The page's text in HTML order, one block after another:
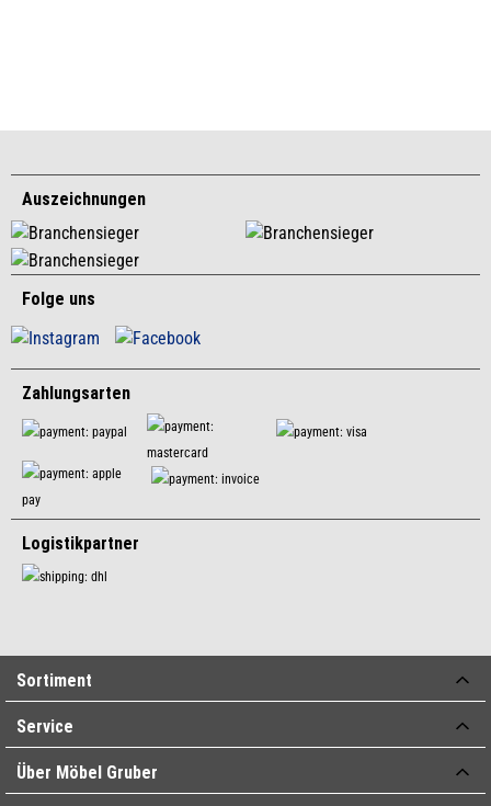
Auszeichnungen
Folge uns
Zahlungsarten
Logistikpartner
Sortiment
Service
Über Möbel Gruber